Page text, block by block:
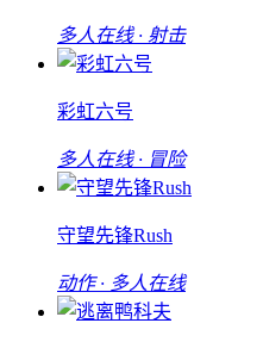
多人在线 · 射击
彩虹六号
多人在线 · 冒险
守望先锋Rush
动作 · 多人在线